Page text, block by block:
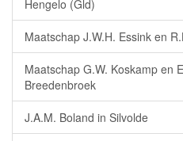
Hengelo (Gld)
Maatschap J.W.H. Essink en
Maatschap G.W. Koskamp en
Breedenbroek
J.A.M. Boland in Silvolde